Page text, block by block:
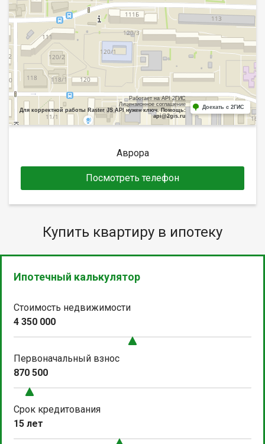
Работает на API 2ГИС
Лицензионное соглашение
Для корректной работы Raster JS API нужен ключ. Помощь:
api@2gis.ru
Доехать с 2ГИС
Аврора
Посмотреть телефон
Купить квартиру в ипотеку
Ипотечный калькулятор
Стоимость недвижимости
4 350 000
Первоначальный взнос
870 500
Срок кредитования
15 лет